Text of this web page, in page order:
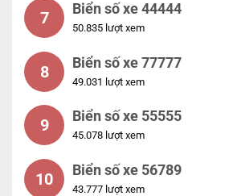
7 Biển số xe 44444
50.835 lượt xem
8 Biển số xe 77777
49.031 lượt xem
9 Biển số xe 55555
45.078 lượt xem
10 Biển số xe 56789
43.777 lượt xem